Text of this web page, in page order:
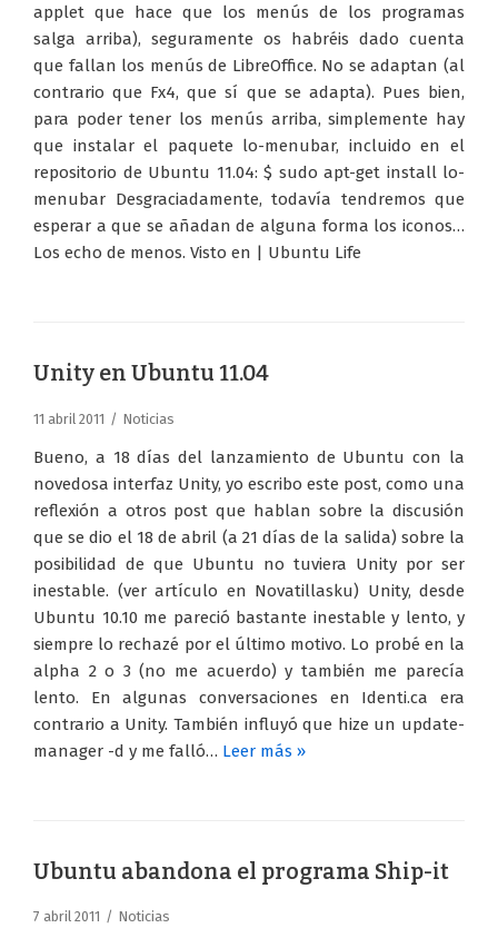
applet que hace que los menús de los programas
salga arriba), seguramente os habréis dado cuenta
que fallan los menús de LibreOffice. No se adaptan (al
contrario que Fx4, que sí que se adapta). Pues bien,
para poder tener los menús arriba, simplemente hay
que instalar el paquete lo-menubar, incluido en el
repositorio de Ubuntu 11.04: $ sudo apt-get install lo-
menubar Desgraciadamente, todavía tendremos que
esperar a que se añadan de alguna forma los iconos…
Los echo de menos. Visto en | Ubuntu Life
Unity en Ubuntu 11.04
11 abril 2011 Noticias
Bueno, a 18 días del lanzamiento de Ubuntu con la
novedosa interfaz Unity, yo escribo este post, como una
reflexión a otros post que hablan sobre la discusión
que se dio el 18 de abril (a 21 días de la salida) sobre la
posibilidad de que Ubuntu no tuviera Unity por ser
inestable. (ver artículo en Novatillasku) Unity, desde
Ubuntu 10.10 me pareció bastante inestable y lento, y
siempre lo rechazé por el último motivo. Lo probé en la
alpha 2 o 3 (no me acuerdo) y también me parecía
lento. En algunas conversaciones en Identi.ca era
contrario a Unity. También influyó que hize un update-
manager -d y me falló… Leer más »
Ubuntu abandona el programa Ship-it
7 abril 2011 Noticias